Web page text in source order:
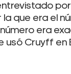
que era el
era
usó Cruyff en